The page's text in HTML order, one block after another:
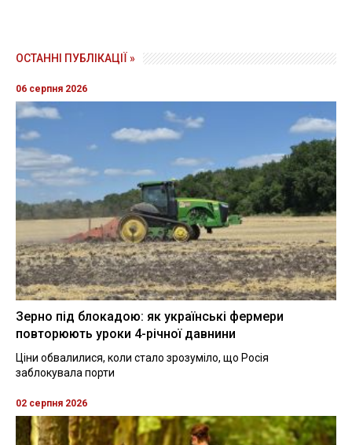
ОСТАННІ ПУБЛІКАЦІЇ »
06 серпня 2026
Зерно під блокадою: як українські фермери
повторюють уроки 4-річної давнини
Ціни обвалилися, коли стало зрозуміло, що Росія
заблокувала порти
02 серпня 2026